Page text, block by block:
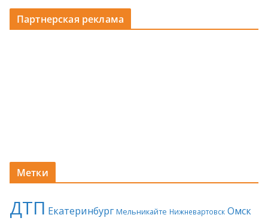
Партнерская реклама
Метки
ДТП Екатеринбург Мельникайте Нижневартовск Омск